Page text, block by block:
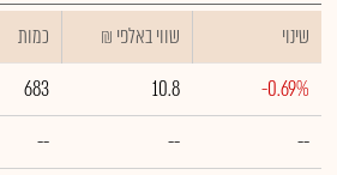
שינוי ₪ שווי באלפי כמות
-0.69%
10.8
683
--
--
--